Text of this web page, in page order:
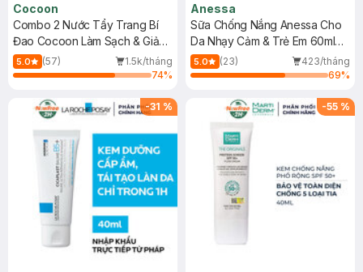
Cocoon
Combo 2 Nước Tẩy Trang Bí
Đao Cocoon Làm Sạch & Giảm
Dầu 500ml
5.0 (57)
1.5k/tháng
74%
Anessa
Sữa Chống Nắng Anessa Cho
Da Nhạy Cảm & Trẻ Em 60ml
(Mới)
5.0 (23)
423/tháng
69%
-31 % -55 %